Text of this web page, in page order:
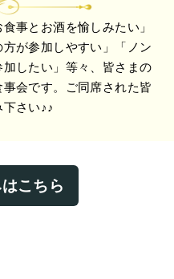
事とお酒を愉しみたい」
方が参加しやすい」「ノン
したい」等々、皆さまの
会です。ご同席された皆
さい♪♪
こちら